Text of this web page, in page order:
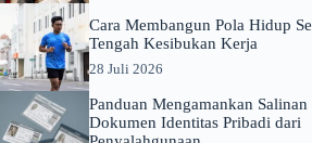
Cara Membangun Pola Hidup
Tengah Kesibukan Kerja
28 Juli 2026
Panduan Mengamankan Salinan
Dokumen Identitas Pribadi dari